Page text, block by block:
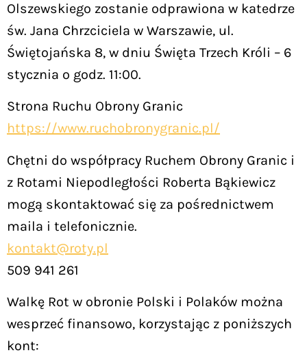
Olszewskiego zostanie odprawiona w katedrze
św. Jana Chrzciciela w Warszawie, ul.
Świętojańska 8, w dniu Święta Trzech Króli – 6
stycznia o godz. 11:00.
Strona Ruchu Obrony Granic
https://www.ruchobronygranic.pl/
Chętni do współpracy Ruchem Obrony Granic i
z Rotami Niepodległości Roberta Bąkiewicz
mogą skontaktować się za pośrednictwem
maila i telefonicznie.
kontakt@roty.pl
509 941 261
Walkę Rot w obronie Polski i Polaków można
wesprzeć finansowo, korzystając z poniższych
kont: